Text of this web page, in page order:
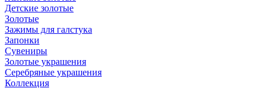
Детские золотые
Золотые
Зажимы для галстука
Запонки
Сувениры
Золотые украшения
Серебряные украшения
Коллекция